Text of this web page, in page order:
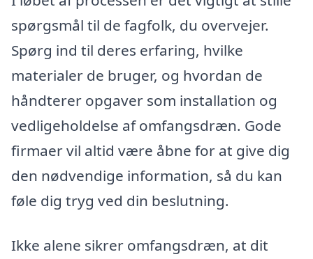
spørgsmål til de fagfolk, du overvejer.
Spørg ind til deres erfaring, hvilke
materialer de bruger, og hvordan de
håndterer opgaver som installation og
vedligeholdelse af omfangsdræn. Gode
firmaer vil altid være åbne for at give dig
den nødvendige information, så du kan
føle dig tryg ved din beslutning.
Ikke alene sikrer omfangsdræn, at dit